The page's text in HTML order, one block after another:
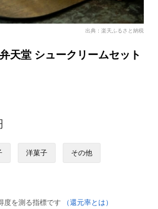
出典：楽天ふるさと納税
天堂 シュークリームセット
洋菓子 その他
度を測る指標です
（還元率とは）